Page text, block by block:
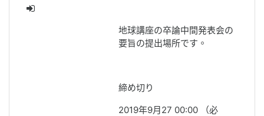
地球講座の卒論中間発表会の
要旨の提出場所です。
締め切り
2019年9月27 00:00 （必